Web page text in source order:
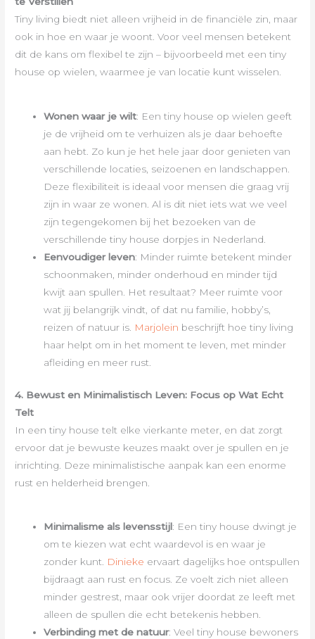
Tiny living biedt niet alleen vrijheid in de financiële zin, maar
ook in hoe en waar je woont. Voor veel mensen betekent
dit de kans om flexibel te zijn – bijvoorbeeld met een tiny
house op wielen, waarmee je van locatie kunt wisselen.
Wonen waar je wilt: Een tiny house op wielen geeft
je de vrijheid om te verhuizen als je daar behoefte
aan hebt. Zo kun je het hele jaar door genieten van
verschillende locaties, seizoenen en landschappen.
Deze flexibiliteit is ideaal voor mensen die graag vrij
zijn in waar ze wonen. Al is dit niet iets wat we veel
zijn tegengekomen bij het bezoeken van de
verschillende tiny house dorpjes in Nederland.
Eenvoudiger leven: Minder ruimte betekent minder
schoonmaken, minder onderhoud en minder tijd
kwijt aan spullen. Het resultaat? Meer ruimte voor
wat jij belangrijk vindt, of dat nu familie, hobby’s,
reizen of natuur is. Marjolein beschrijft hoe tiny living
haar helpt om in het moment te leven, met minder
afleiding en meer rust.
4. Bewust en Minimalistisch Leven: Focus op Wat Echt
Telt
In een tiny house telt elke vierkante meter, en dat zorgt
ervoor dat je bewuste keuzes maakt over je spullen en je
inrichting. Deze minimalistische aanpak kan een enorme
rust en helderheid brengen.
Minimalisme als levensstijl: Een tiny house dwingt je
om te kiezen wat echt waardevol is en waar je
zonder kunt.
Dinieke ervaart dagelijks hoe ontspullen
bijdraagt aan rust en focus. Ze voelt zich niet alleen
minder gestrest, maar ook vrijer doordat ze leeft met
alleen de spullen die echt betekenis hebben.
Verbinding met de natuur: Veel tiny house bewoners